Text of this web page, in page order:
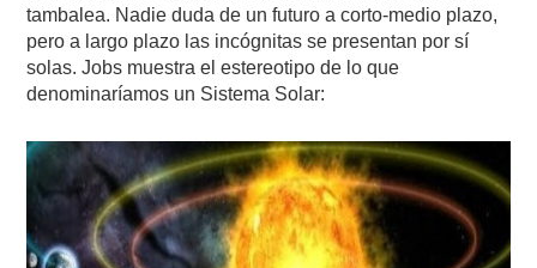
tambalea. Nadie duda de un futuro a corto-medio plazo,
pero a largo plazo las incógnitas se presentan por sí
solas. Jobs muestra el estereotipo de lo que
denominaríamos un Sistema Solar: